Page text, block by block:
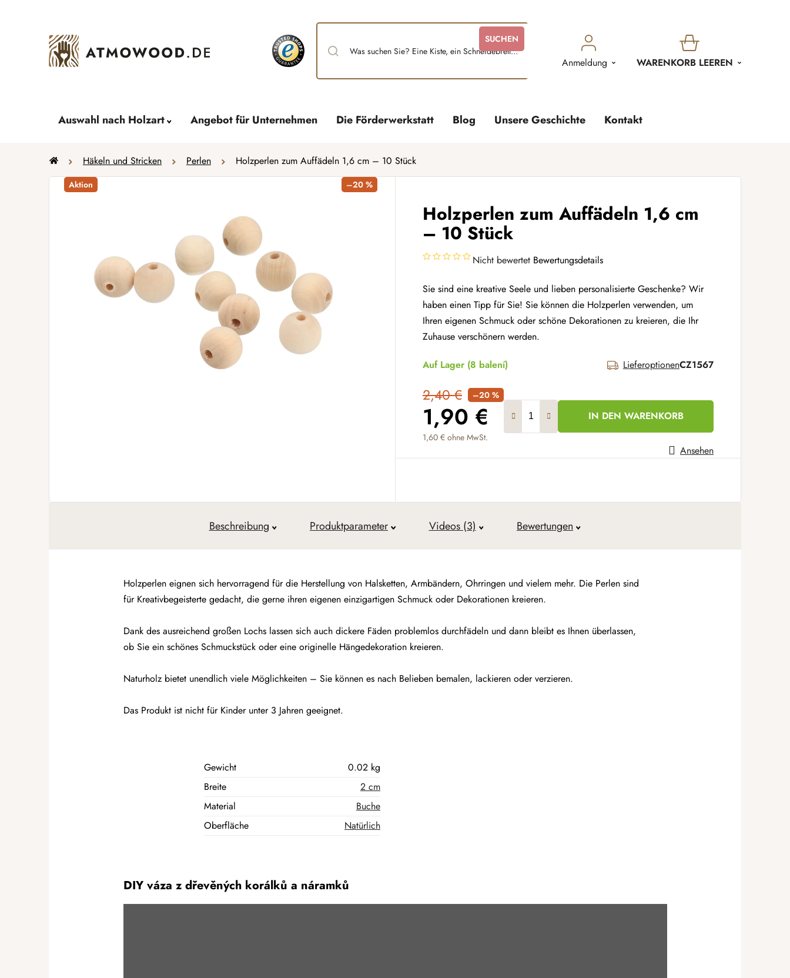
SUCHEN
Anmeldung
WARENKORB
WARENKORB LEEREN
Auswahl nach Holzart Angebot für Unternehmen Die Förderwerkstatt Blog Unsere Geschichte Kontakt
StartseiteHäkeln und Stricken Perlen Holzperlen zum Auffädeln 1,6 cm – 10 Stück
Holzperlen zum Auffädeln 1,6 cm
– 10 Stück
Nicht bewertet Bewertungsdetails
Sie sind eine kreative Seele und lieben personalisierte Geschenke? Wir
haben einen Tipp für Sie! Sie können die Holzperlen verwenden, um
Ihren eigenen Schmuck oder schöne Dekorationen zu kreieren, die Ihr
Zuhause verschönern werden.
Auf Lager (8 balení) LieferoptionenCZ1567
2,40 € –20 %
1,90 €
1,60 € ohne MwSt.
Verkaufspreis:
IN DEN WARENKORB
Ansehen
Aktion –20 %
Beschreibung Produktparameter Videos (3) Bewertungen
Holzperlen eignen sich hervorragend für die Herstellung von Halsketten, Armbändern, Ohrringen und vielem mehr. Die Perlen sind
für Kreativbegeisterte gedacht, die gerne ihren eigenen einzigartigen Schmuck oder Dekorationen kreieren.
Dank des ausreichend großen Lochs lassen sich auch dickere Fäden problemlos durchfädeln und dann bleibt es Ihnen überlassen,
ob Sie ein schönes Schmuckstück oder eine originelle Hängedekoration kreieren.
Naturholz bietet unendlich viele Möglichkeiten – Sie können es nach Belieben bemalen, lackieren oder verzieren.
Das Produkt ist nicht für Kinder unter 3 Jahren geeignet.
Gewicht
0.02 kg
Breite
2 cm
Material
Buche
Oberfläche
Natürlich
DIY váza z dřevěných korálků a náramků